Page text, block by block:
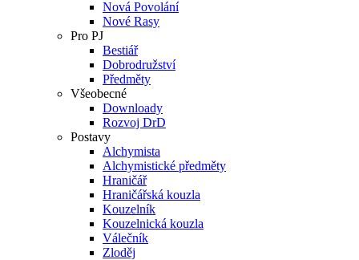
Nová Povolání
Nové Rasy
Pro PJ
Bestiář
Dobrodružství
Předměty
Všeobecné
Downloady
Rozvoj DrD
Postavy
Alchymista
Alchymistické předměty
Hraničář
Hraničářská kouzla
Kouzelník
Kouzelnická kouzla
Válečník
Zloděj